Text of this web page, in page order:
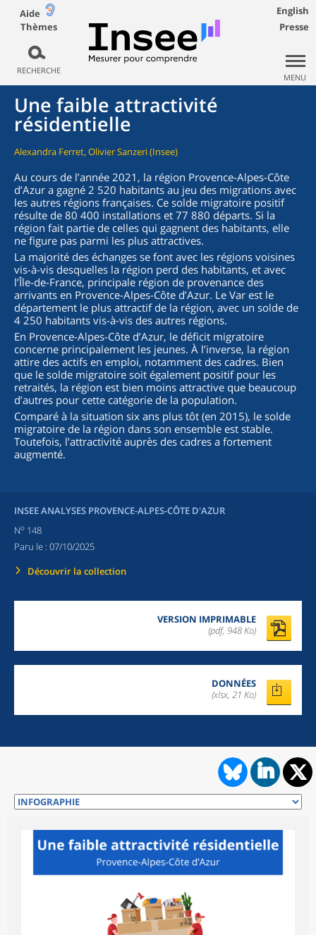
Aide
Thèmes
RECHERCHE
English
Presse
MENU
Une faible attractivité
résidentielle
Alexandra Ferret, Olivier Sanzeri (Insee)
Au cours de l’année 2021, la région Provence-Alpes-Côte
d’Azur a gagné 2 520 habitants au jeu des migrations avec
les autres régions françaises. Ce solde migratoire positif
résulte de 80 400 installations et 77 880 départs. Si la
région fait partie de celles qui gagnent des habitants, elle
ne figure pas parmi les plus attractives.
La majorité des échanges se font avec les régions voisines
vis-à-vis desquelles la région perd des habitants, et avec
l’Île-de-France, principale région de provenance des
arrivants en Provence-Alpes-Côte d’Azur. Le Var est le
département le plus attractif de la région, avec un solde de
4 250 habitants vis-à-vis des autres régions.
En Provence-Alpes-Côte d’Azur, le déficit migratoire
concerne principalement les jeunes. À l’inverse, la région
attire des actifs en emploi, notamment des cadres. Bien
que le solde migratoire soit également positif pour les
retraités, la région est bien moins attractive que beaucoup
d’autres pour cette catégorie de la population.
Comparé à la situation six ans plus tôt (en 2015), le solde
migratoire de la région dans son ensemble est stable.
Toutefois, l’attractivité auprès des cadres a fortement
augmenté.
INSEE ANALYSES PROVENCE-ALPES-CÔTE D'AZUR
No 148
Paru le : 07/10/2025
Découvrir la collection
VERSION IMPRIMABLE
(pdf, 948 Ko)
DONNÉES
(xlsx, 21 Ko)